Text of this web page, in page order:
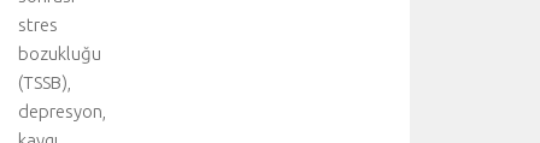
stres
bozukluğu
(TSSB),
depresyon,